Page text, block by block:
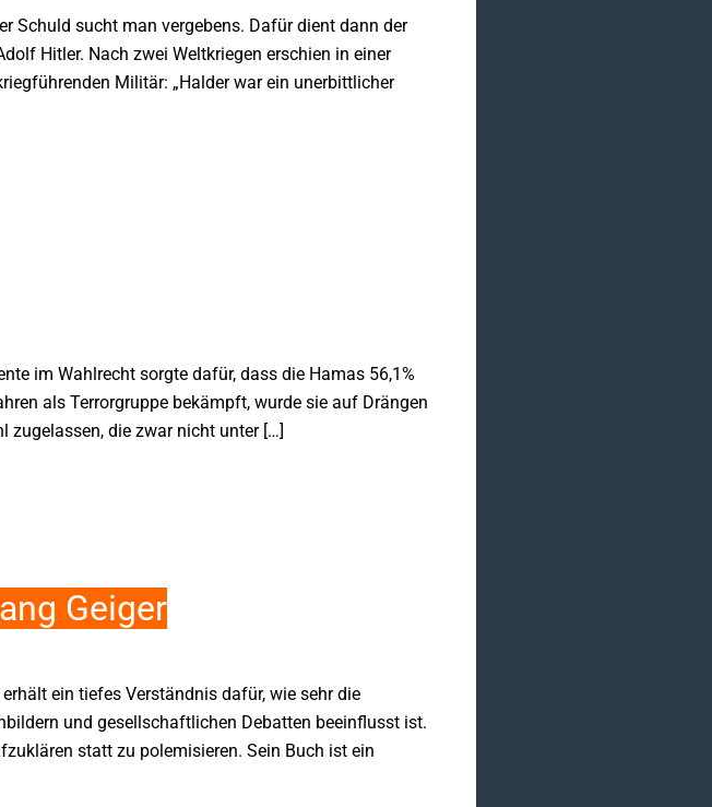
Schuld sucht man vergebens. Dafür dient dann der
Hitler. Nach zwei Weltkriegen erschien in einer
Militär: „Halder war ein unerbittlicher
im Wahlrecht sorgte dafür, dass die Hamas 56,1%
als Terrorgruppe bekämpft, wurde sie auf Drängen
zugelassen, die zwar nicht unter […]
Geiger
ein tiefes Verständnis dafür, wie sehr die
und gesellschaftlichen Debatten beeinflusst ist.
statt zu polemisieren. Sein Buch ist ein